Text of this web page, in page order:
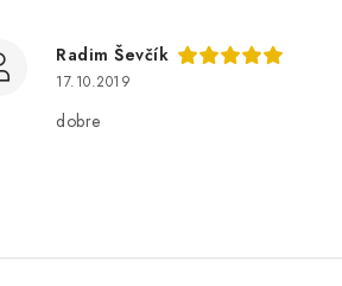
Radim Ševčík
17.10.2019
dobre